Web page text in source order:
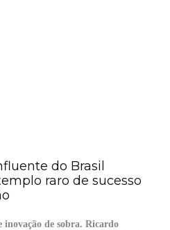
do Brasil
raro de sucesso
inovação de sobra. Ricardo